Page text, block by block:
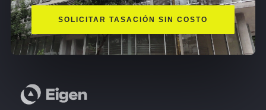
SOLICITAR TASACIÓN SIN COSTO